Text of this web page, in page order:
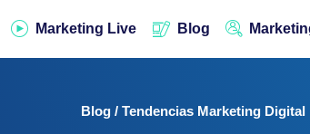
Marketing Live Blog
Blog / Tendencias Marketing Digital